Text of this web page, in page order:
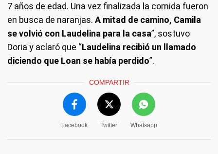
7 años de edad. Una vez finalizada la comida fueron
en busca de naranjas. A mitad de camino, Camila
se volvió con Laudelina para la casa”, sostuvo
Doria y aclaró que “Laudelina recibió un llamado
diciendo que Loan se había perdido”.
COMPARTIR
Facebook Twitter Whatsapp